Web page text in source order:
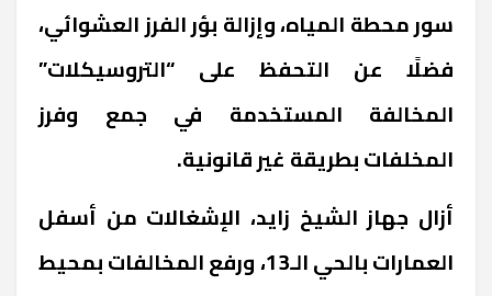
سور محطة المياه، وإزالة بؤر الفرز العشوائي،
فضلًا عن التحفظ على “التروسيكلات”
المخالفة المستخدمة في جمع وفرز
المخلفات بطريقة غير قانونية.
أزال جهاز الشيخ زايد، الإشغالات من أسفل
العمارات بالحي الـ13، ورفع المخالفات بمحيط